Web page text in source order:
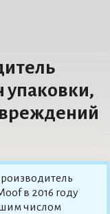
упаковки,
в 2016 году
числом